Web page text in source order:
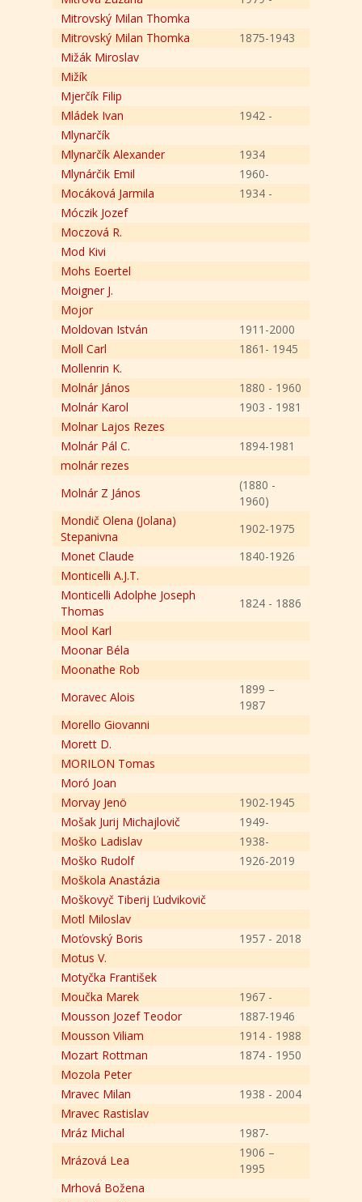
Mitrovský Milan Thomka
Mitrovský Milan Thomka
1875-1943
Mižák Miroslav
Mižík
Mjerčík Filip
Mládek Ivan
1942 -
Mlynarčík
Mlynarčík Alexander
1934
Mlynárčik Emil
1960-
Mocáková Jarmila
1934 -
Móczik Jozef
Moczová R.
Mod Kivi
Mohs Eoertel
Moigner J.
Mojor
Moldovan István
1911-2000
Moll Carl
1861- 1945
Mollenrin K.
Molnár János
1880 - 1960
Molnár Karol
1903 - 1981
Molnar Lajos Rezes
Molnár Pál C.
1894-1981
molnár rezes
Molnár Z János
(1880 -
1960)
Mondič Olena (Jolana)
Stepanivna
1902-1975
Monet Claude
1840-1926
Monticelli A.J.T.
Monticelli Adolphe Joseph
Thomas
1824 - 1886
Mool Karl
Moonar Béla
Moonathe Rob
Moravec Alois
1899 –
1987
Morello Giovanni
Morett D.
MORILON Tomas
Moró Joan
Morvay Jenö
1902-1945
Mošak Jurij Michajlovič
1949-
Moško Ladislav
1938-
Moško Rudolf
1926-2019
Moškola Anastázia
Moškovyč Tiberij Ľudvikovič
Motl Miloslav
Moťovský Boris
1957 - 2018
Motus V.
Motyčka František
Moučka Marek
1967 -
Mousson Jozef Teodor
1887-1946
Mousson Viliam
1914 - 1988
Mozart Rottman
1874 - 1950
Mozola Peter
Mravec Milan
1938 - 2004
Mravec Rastislav
Mráz Michal
1987-
Mrázová Lea
1906 –
1995
Mrhová Božena